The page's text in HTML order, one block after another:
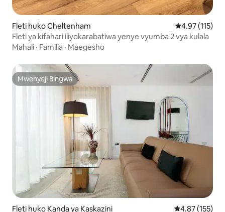
Fleti huko Cheltenham Ukadiriaji wa
4.97 (115)
Fleti ya kifahari iliyokarabatiwa yenye vyumba 2 vya kulala
Mahali · Familia · Maegesho
Mwenyeji Bingwa
Mwenyeji Bingwa
Fleti huko Kanda ya Kaskazini Ukadiriaji wa
4.87 (155)